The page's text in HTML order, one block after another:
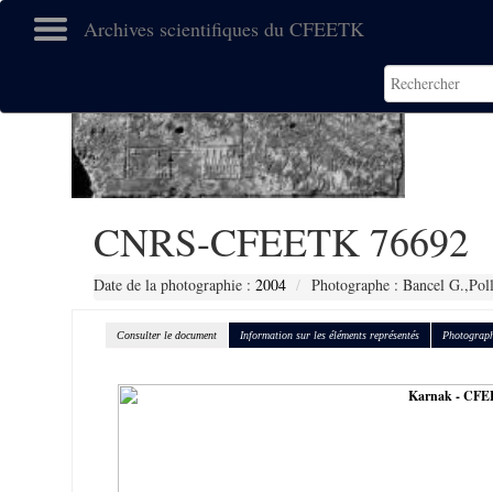
Archives scientifiques du CFEETK
CNRS-CFEETK 76692
Date de la photographie : 2004 Photographe : Bancel
Consulter le document Information sur les éléments représentés